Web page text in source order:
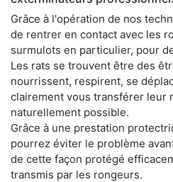
Grâce à l'opération de nos
de rentrer en contact avec les
surmulots en particulier, pour
Les rats se trouvent être des
nourrissent, respirent, se
clairement vous transférer leur
naturellement possible.
Grâce à une prestation
pourrez éviter le problème
de cette façon protégé
transmis par les rongeurs.